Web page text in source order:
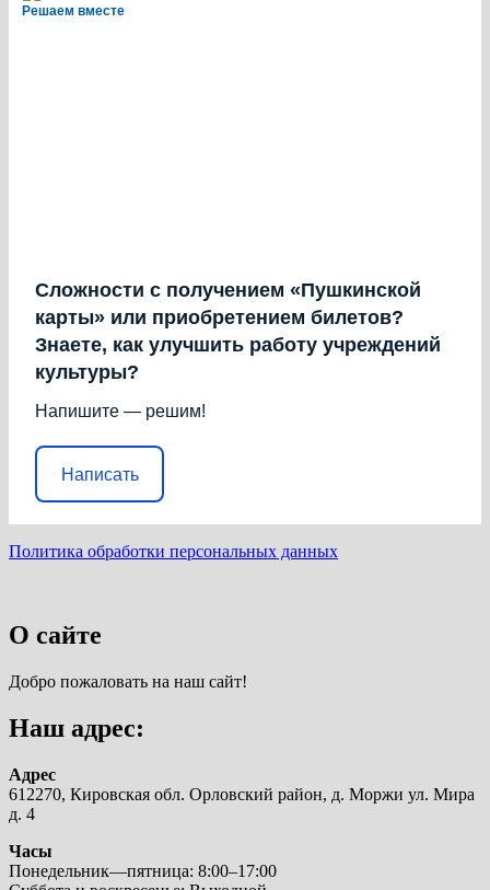
Решаем вместе
Сложности с получением «Пушкинской
карты» или приобретением билетов?
Знаете, как улучшить работу учреждений
культуры?
Напишите — решим!
Написать
Политика обработки персональных данных
О сайте
Добро пожаловать на наш сайт!
Наш адрес:
Адрес
612270, Кировская обл. Орловский район, д. Моржи ул. Мира
д. 4
Часы
Понедельник—пятница: 8:00–17:00